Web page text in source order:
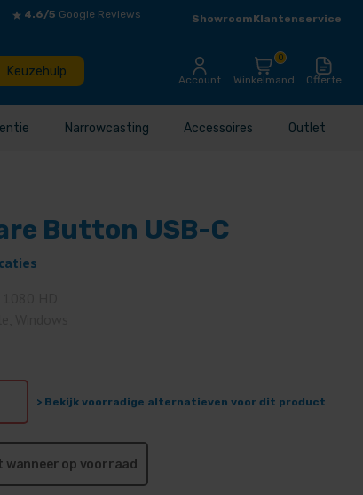
4.6/5 Google Reviews ShowroomKlantenservice
Keuzehulp
Account Winkelmand
0
Offerte
Narrowcasting Accessoires Outlet
Button USB-C
> Bekijk voorradige alternatieven voor dit product
wanneer op voorraad